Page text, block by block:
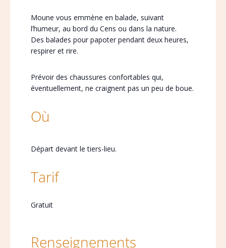
Moune vous emmène en balade, suivant
l’humeur, au bord du Cens ou dans la nature.
Des balades pour papoter pendant deux heures,
respirer et rire.
Prévoir des chaussures confortables qui,
éventuellement, ne craignent pas un peu de boue.
Où
Départ devant le tiers-lieu.
Tarif
Gratuit
Renseignements